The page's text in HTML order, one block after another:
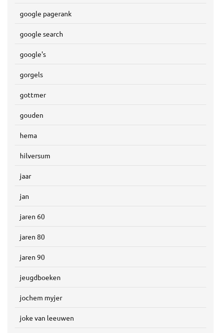
google pagerank
google search
google's
gorgels
gottmer
gouden
hema
hilversum
jaar
jan
jaren 60
jaren 80
jaren 90
jeugdboeken
jochem myjer
joke van leeuwen